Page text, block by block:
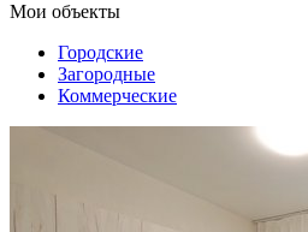
Мои объекты
Городские
Загородные
Коммерческие